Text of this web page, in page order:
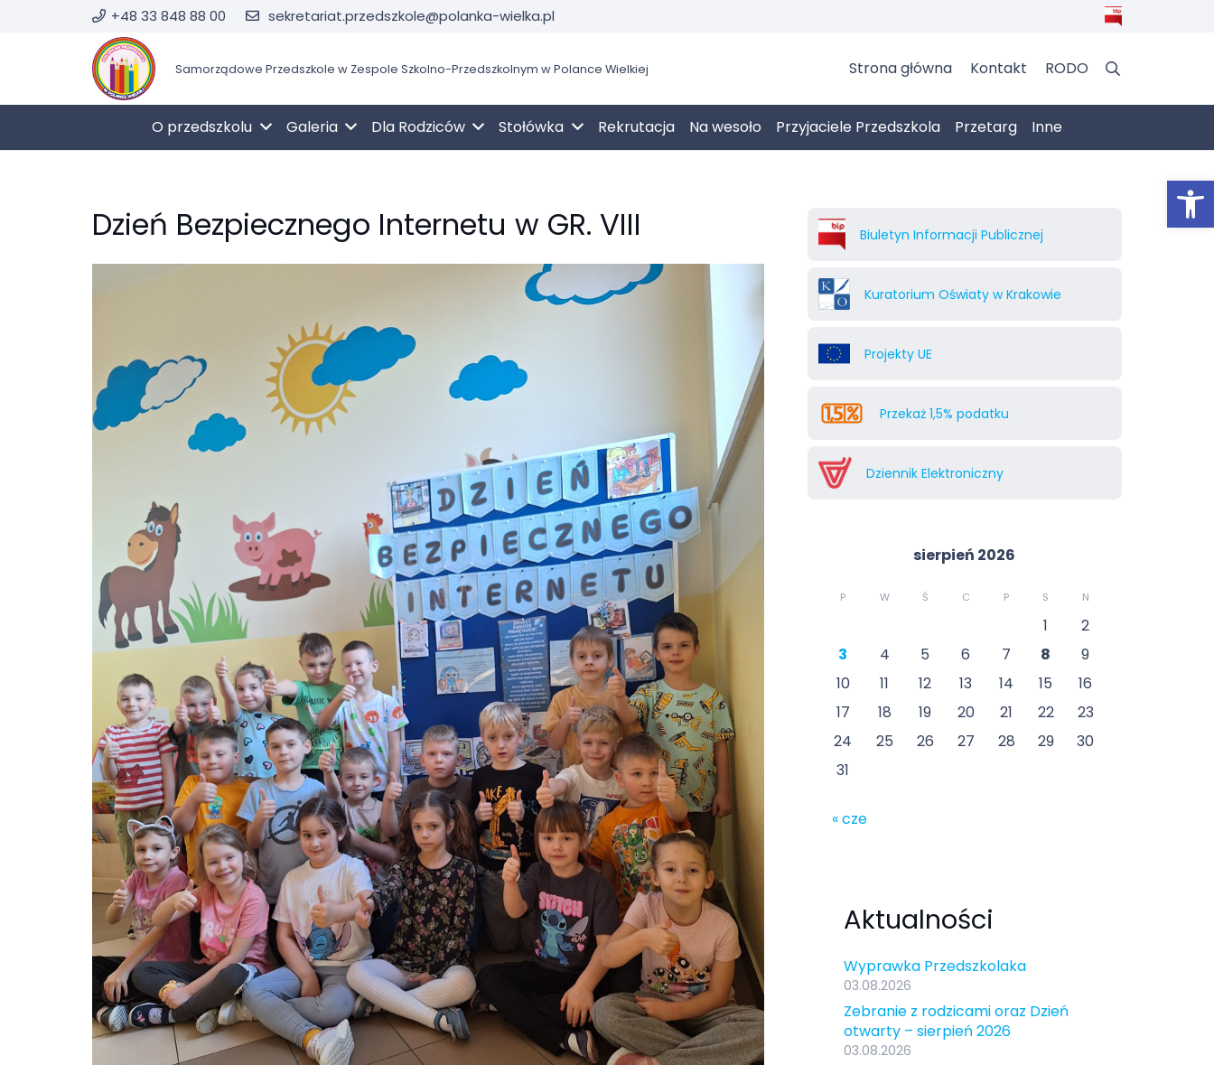
+48 33 848 88 00 sekretariat.przedszkole@polanka-wielka.pl
Samorządowe Przedszkole w Zespole Szkolno-Przedszkolnym w Polance Wielkiej Strona główna Kontakt RODO
O przedszkolu Galeria Dla Rodziców Stołówka Rekrutacja Na wesoło Przyjaciele Przedszkola Przetarg Inne
Dzień Bezpiecznego Internetu w GR. VIII Biuletyn Informacji Publicznej
Kuratorium Oświaty w Krakowie
Projekty UE
Przekaż 1,5% podatku
Dziennik Elektroniczny
sierpień 2026
P W Ś C P S N
1
2
3
4 5 6 7 8
9
10
11 12 13 14 15
16
17
18 19 20 21 22
23
24
25 26 27 28 29
30
31
« cze
Aktualności
Wyprawka Przedszkolaka
03.08.2026
Zebranie z rodzicami oraz Dzień
otwarty – sierpień 2026
03.08.2026